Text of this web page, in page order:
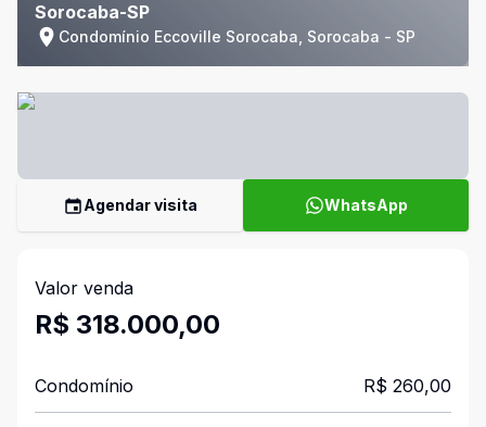
Sorocaba-SP
Condomínio Eccoville Sorocaba, Sorocaba - SP
Agendar visita WhatsApp
Valor venda
R$ 318.000,00
Condomínio R$ 260,00